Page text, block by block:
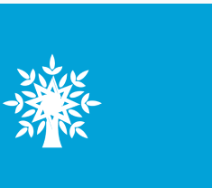
ABŞ-da immuniteti xərçəngi
məhv etməyə vadar edən
nanohissəciklər yaradılıb
01 Ноябрь 15:37
Смотрим на ответы